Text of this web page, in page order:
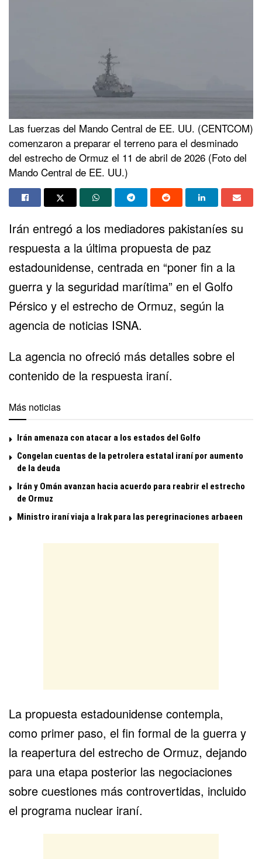
Las fuerzas del Mando Central de EE. UU. (CENTCOM)
comenzaron a preparar el terreno para el desminado
del estrecho de Ormuz el 11 de abril de 2026 (Foto del
Mando Central de EE. UU.)
Irán entregó a los mediadores pakistaníes su
respuesta a la última propuesta de paz
estadounidense, centrada en “poner fin a la
guerra y la seguridad marítima” en el Golfo
Pérsico y el estrecho de Ormuz, según la
agencia de noticias ISNA.
La agencia no ofreció más detalles sobre el
contenido de la respuesta iraní.
Más noticias
Irán amenaza con atacar a los estados del Golfo
Congelan cuentas de la petrolera estatal iraní por aumento
de la deuda
Irán y Omán avanzan hacia acuerdo para reabrir el estrecho
de Ormuz
Ministro iraní viaja a Irak para las peregrinaciones arbaeen
La propuesta estadounidense contempla,
como primer paso, el fin formal de la guerra y
la reapertura del estrecho de Ormuz, dejando
para una etapa posterior las negociaciones
sobre cuestiones más controvertidas, incluido
el programa nuclear iraní.